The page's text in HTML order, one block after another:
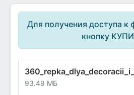
Для получения доступа
кнопку
93.49 МБ